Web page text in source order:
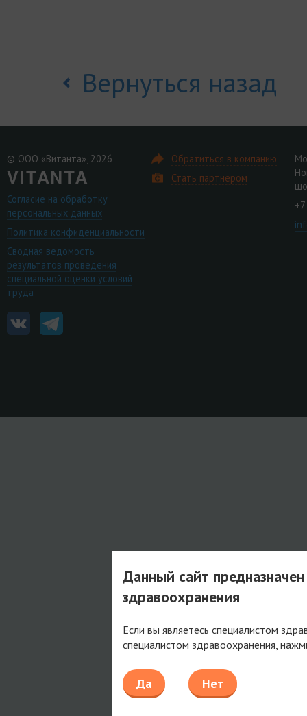
Вернуться назад
© ООО «Витанта», 2026
Согласие на обработку
персональных данных
Политика конфиденциальности
Сводная ведомость
результатов проведения
специальной оценки условий
труда
Обратиться в компанию
Стать партнером
Данный сайт
здравоохранения
Если вы являетесь специалистом
специалистом здравоохранения,
Да Нет